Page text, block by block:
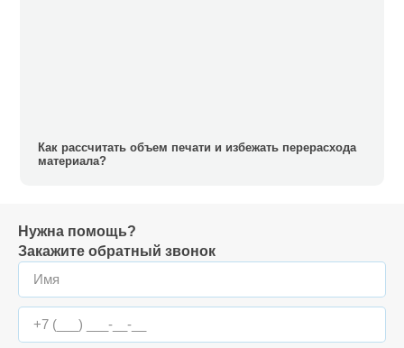
Как рассчитать объем печати и избежать перерасхода
материала?
Нужна помощь?
Закажите обратный звонок